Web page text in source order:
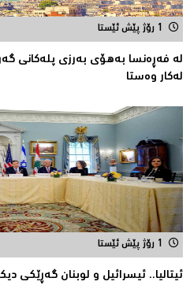
1 رۆژ پێش ئێستا
لە فەڕەنسا بەهۆی بەرزی پلەکانی
له‌كار وه‌ستا
1 رۆژ پێش ئێستا
ئیتالیا.. ئیسرائیل و لوبنان گه‌ڕێكی